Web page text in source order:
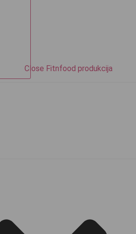
Close Fitnfood produkcija